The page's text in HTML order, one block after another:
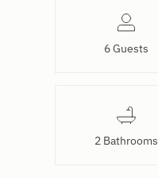
6 Guests
2 Bathrooms